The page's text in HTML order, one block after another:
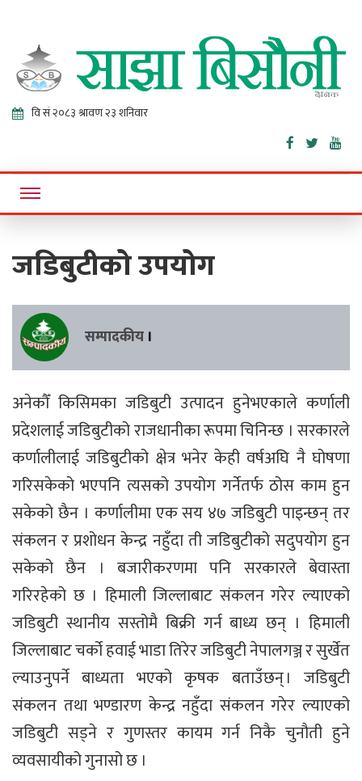
Sajha
Bisaunee
Online News Portal
जडिबुटीको उपयोग
सम्पादकीय ।
अनेकौँ किसिमका जडिबुटी उत्पादन हुनेभएकाले कर्णाली
प्रदेशलाई जडिबुटीको राजधानीका रूपमा चिनिन्छ । सरकारले
कर्णालीलाई जडिबुटीको क्षेत्र भनेर केही वर्षअघि नै घोषणा
गरिसकेको भएपनि त्यसको उपयोग गर्नेतर्फ ठोस काम हुन
सकेको छैन । कर्णालीमा एक सय ४७ जडिबुटी पाइन्छन् तर
संकलन र प्रशोधन केन्द्र नहुँदा ती जडिबुटीको सदुपयोग हुन
सकेको छैन । बजारीकरणमा पनि सरकारले बेवास्ता
गरिरहेको छ । हिमाली जिल्लाबाट संकलन गरेर ल्याएको
जडिबुटी स्थानीय सस्तोमै बिक्री गर्न बाध्य छन् । हिमाली
जिल्लाबाट चर्को हवाई भाडा तिरेर जडिबुटी नेपालगञ्ज र सुर्खेत
ल्याउनुपर्ने बाध्यता भएको कृषक बताउँछन् । जडिबुटी
संकलन तथा भण्डारण केन्द्र नहुँदा संकलन गरेर ल्याएको
जडिबुटी सड्ने र गुणस्तर कायम गर्न निकै चुनौती हुने
व्यवसायीको गुनासो छ ।